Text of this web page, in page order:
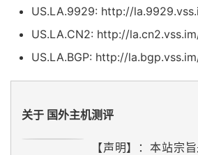
US.LA.9929: http://
US.LA.CN2: http://
US.LA.BGP: http://
关于 国外主机测评
【声明】：本站宗